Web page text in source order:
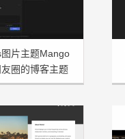
片主题Mango
圈的博客主题